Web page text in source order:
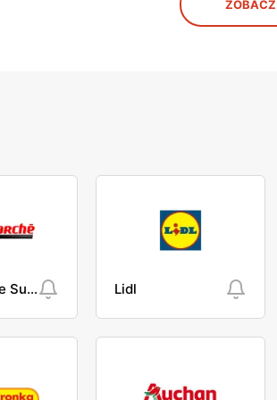
Intermarche Super Lidl